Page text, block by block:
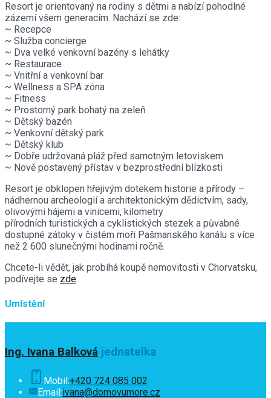
Resort je orientovaný na rodiny s dětmi a nabízí pohodlné
zázemí všem generacím. Nachází se zde:
~ Recepce
~ Služba concierge
~ Dva velké venkovní bazény s lehátky
~ Restaurace
~ Vnitřní a venkovní bar
~ Wellness a SPA zóna
~ Fitness
~ Prostorný park bohatý na zeleň
~ Dětský bazén
~ Venkovní dětský park
~ Dětský klub
~ Dobře udržovaná pláž před samotným letoviskem
~ Nově postavený přístav v bezprostřední blízkosti
Resort je obklopen hřejivým dotekem historie a přírody –
nádhernou archeologií a architektonickým dědictvím, sady,
olivovými hájemi a vinicemi, kilometry
přírodních turistických a cyklistických stezek a půvabné
dostupné zátoky v čistém moři Pašmanského kanálu s více
než 2 600 slunečnými hodinami ročně.
Chcete-li vědět, jak probíhá koupě nemovitosti v Chorvatsku,
podívejte se zde.
Umístění
Ing. Ivana Balková jednatelka
Mobil:+420 724 085 002
Email:ivana@domovumore.cz